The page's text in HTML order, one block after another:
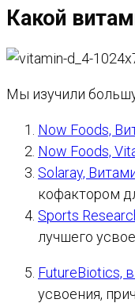
Какой
Мы изучили
Now Foods,
Now Foods,
Solaray,
кофактором
Sports
лучшего
FutureBiotics,
усвоения,